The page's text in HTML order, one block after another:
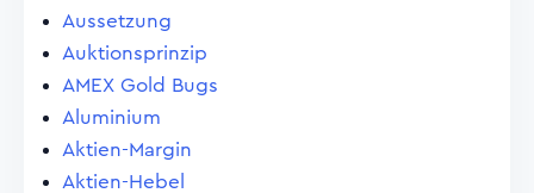
Aussetzung
Auktionsprinzip
AMEX Gold Bugs
Aluminium
Aktien-Margin
Aktien-Hebel